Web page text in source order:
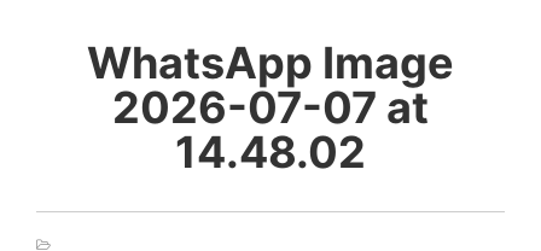
WhatsApp Image
2026-07-07 at
14.48.02